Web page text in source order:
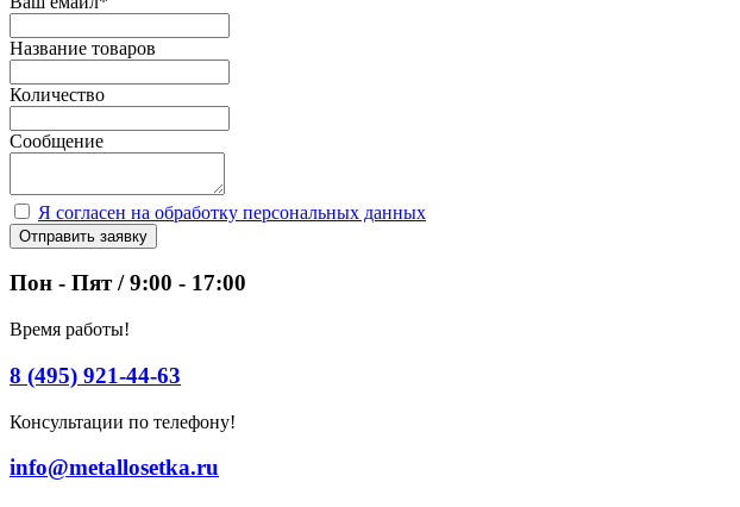
Название товаров
Количество
Сообщение
Я согласен на обработку персональных данных
Отправить заявку
Пон - Пят / 9:00 - 17:00
Время работы!
8 (495) 921-44-63
Консультации по телефону!
info@metallosetka.ru